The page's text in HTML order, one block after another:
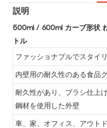
説明
500ml / 600ml カーブ形状
トル
ファッショナブルでスタイ
内壁用の耐久性のある食品
耐久性があり、ブラシ仕上
鋼材を使用した外壁
車、家、オフィス、アウト